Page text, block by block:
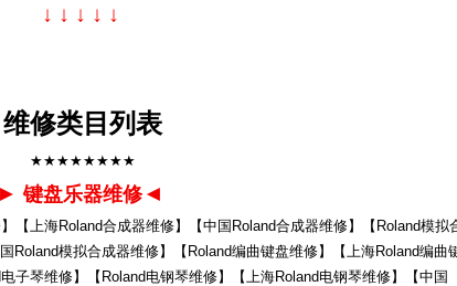
↓ ↓ ↓ ↓ ↓
维修类目列表
★★★★★★★★
►键盘乐器维修 ◄
【上海Roland合成器维修】【中国Roland合成器维修】【Roland模拟
Roland模拟合成器维修】【Roland编曲键盘维修】【上海Roland编曲
子琴维修】【Roland电钢琴维修】【上海Roland电钢琴维修】【中国